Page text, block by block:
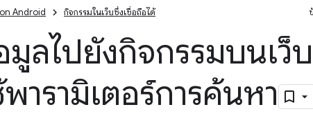
Android กิจกรรมในเว็บซึ่งเชื่อถือได้
มูลไปยังกิจกรรมบนเว็
ารามิเตอร์การค้นหา